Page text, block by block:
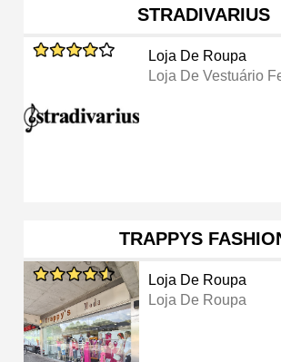
STRADIVARIUS
Loja De Roupa
Loja De Vestuário
TRAPPYS
Loja De Roupa
Loja De Roupa